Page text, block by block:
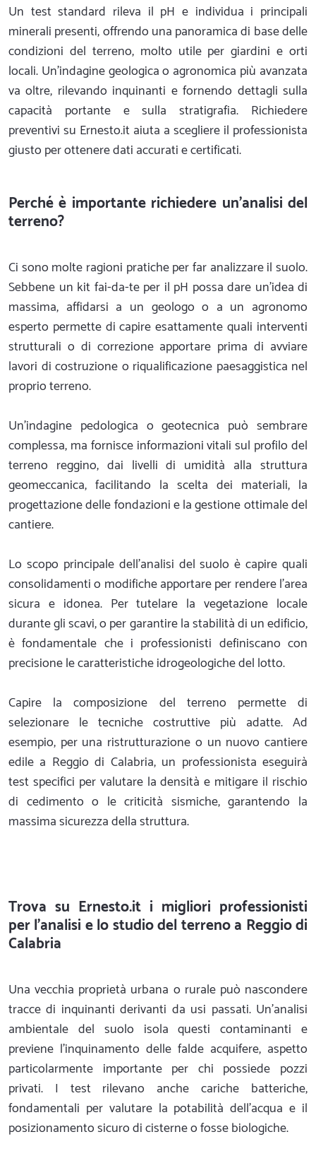
Un test standard rileva il pH e individua i principali
minerali presenti, offrendo una panoramica di base delle
condizioni del terreno, molto utile per giardini e orti
locali. Un'indagine geologica o agronomica più avanzata
va oltre, rilevando inquinanti e fornendo dettagli sulla
capacità portante e sulla stratigrafia. Richiedere
preventivi su Ernesto.it aiuta a scegliere il professionista
giusto per ottenere dati accurati e certificati.
Perché è importante richiedere un'analisi del
terreno?
Ci sono molte ragioni pratiche per far analizzare il suolo.
Sebbene un kit fai-da-te per il pH possa dare un'idea di
massima, affidarsi a un geologo o a un agronomo
esperto permette di capire esattamente quali interventi
strutturali o di correzione apportare prima di avviare
lavori di costruzione o riqualificazione paesaggistica nel
proprio terreno.
Un'indagine pedologica o geotecnica può sembrare
complessa, ma fornisce informazioni vitali sul profilo del
terreno reggino, dai livelli di umidità alla struttura
geomeccanica, facilitando la scelta dei materiali, la
progettazione delle fondazioni e la gestione ottimale del
cantiere.
Lo scopo principale dell'analisi del suolo è capire quali
consolidamenti o modifiche apportare per rendere l'area
sicura e idonea. Per tutelare la vegetazione locale
durante gli scavi, o per garantire la stabilità di un edificio,
è fondamentale che i professionisti definiscano con
precisione le caratteristiche idrogeologiche del lotto.
Capire la composizione del terreno permette di
selezionare le tecniche costruttive più adatte. Ad
esempio, per una ristrutturazione o un nuovo cantiere
edile a Reggio di Calabria, un professionista eseguirà
test specifici per valutare la densità e mitigare il rischio
di cedimento o le criticità sismiche, garantendo la
massima sicurezza della struttura.
Trova su Ernesto.it i migliori professionisti
per l'analisi e lo studio del terreno a Reggio di
Calabria
Una vecchia proprietà urbana o rurale può nascondere
tracce di inquinanti derivanti da usi passati. Un'analisi
ambientale del suolo isola questi contaminanti e
previene l'inquinamento delle falde acquifere, aspetto
particolarmente importante per chi possiede pozzi
privati. I test rilevano anche cariche batteriche,
fondamentali per valutare la potabilità dell'acqua e il
posizionamento sicuro di cisterne o fosse biologiche.